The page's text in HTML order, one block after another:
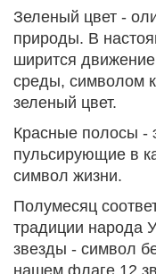
Зеленый цвет -
природы. В
ширится
среды, символом
зеленый цвет.
Красные полосы -
пульсирующие в
символ жизни.
Полумесяц
традиции народа
звезды - символ
нашем флаге 12